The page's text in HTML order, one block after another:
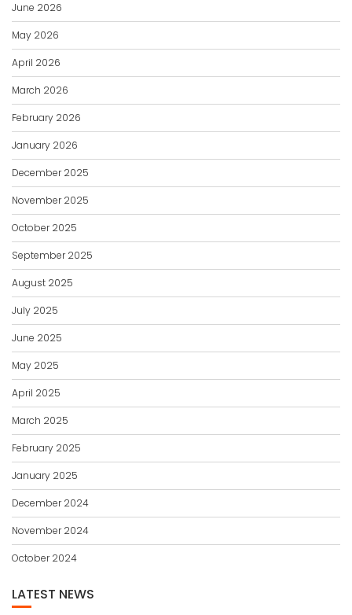
June 2026
May 2026
April 2026
March 2026
February 2026
January 2026
December 2025
November 2025
October 2025
September 2025
August 2025
July 2025
June 2025
May 2025
April 2025
March 2025
February 2025
January 2025
December 2024
November 2024
October 2024
LATEST NEWS